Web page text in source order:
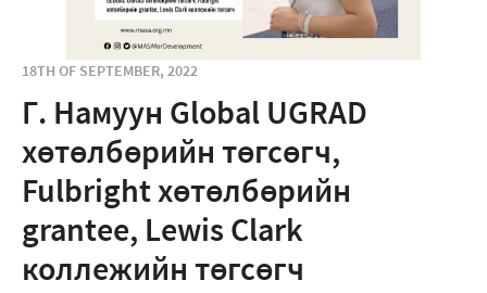
18TH OF SEPTEMBER, 2022
Г. Намуун Global UGRAD
хөтөлбөрийн төгсөгч,
Fulbright хөтөлбөрийн
grantee, Lewis Clark
коллежийн төгсөгч